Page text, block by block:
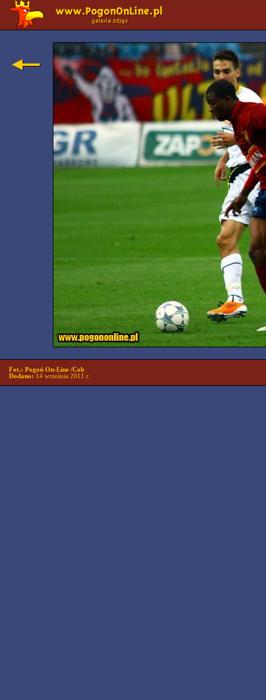
Fot.: Pogoń On-Line /Cob
Dodano: 14 września 2011 r.